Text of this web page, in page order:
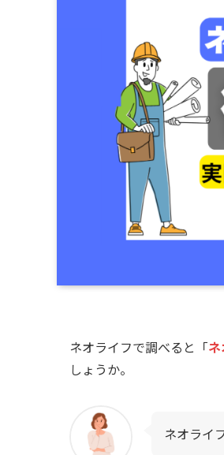
ネオライフで調べると「
しょうか。
ネオライ